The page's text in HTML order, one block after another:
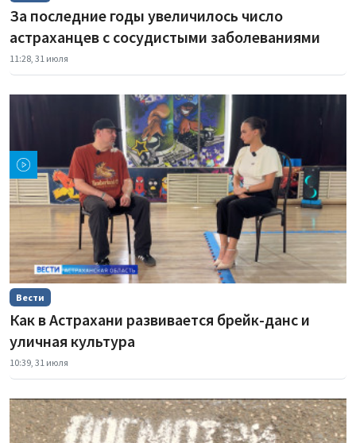
За последние годы увеличилось число
астраханцев с сосудистыми заболеваниями
11:28, 31 июля
Вести
Как в Астрахани развивается брейк-данс и
уличная культура
10:39, 31 июля